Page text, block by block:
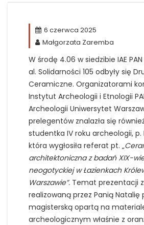
6 czerwca 2025
Małgorzata Zaremba
W środę 4.06 w siedzibie IAE
al. Solidarności 105 odbyły się
Ceramiczne. Organizatorami
Instytut Archeologii i Etnologii
Archeologii Uniwersytet
prelegentów znalazła się
studentka IV roku archeologii, p.
która wygłosiła referat pt. „
architektoniczna z badań XIX-
neogotyckiej w Łazienkach
Warszawie”. Temat prezentacji
realizowaną przez Panią Natalię
magisterską opartą na
archeologicznym właśnie z